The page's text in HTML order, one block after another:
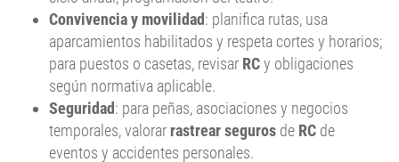
aparcamientos habilitados y respeta cortes y horarios;
para puestos o casetas, revisarRCy obligaciones
según normativa aplicable.
Seguridad: para peñas, asociaciones y negocios
temporales, valorarrastrear seguros deRCde
eventos y accidentes personales.